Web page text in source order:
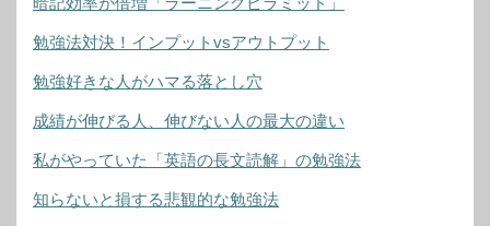
勉強法対決！インプットvsアウトプット
勉強好きな人がハマる落とし穴
成績が伸びる人、伸びない人の最大の違い
私がやっていた「英語の長文読解」の勉強法
知らないと損する悲観的な勉強法